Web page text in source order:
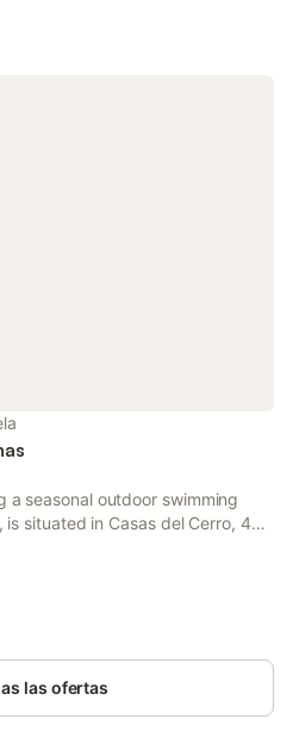
a seasonal outdoor swimming
situated in Casas del Cerro, 47
This country house
las ofertas